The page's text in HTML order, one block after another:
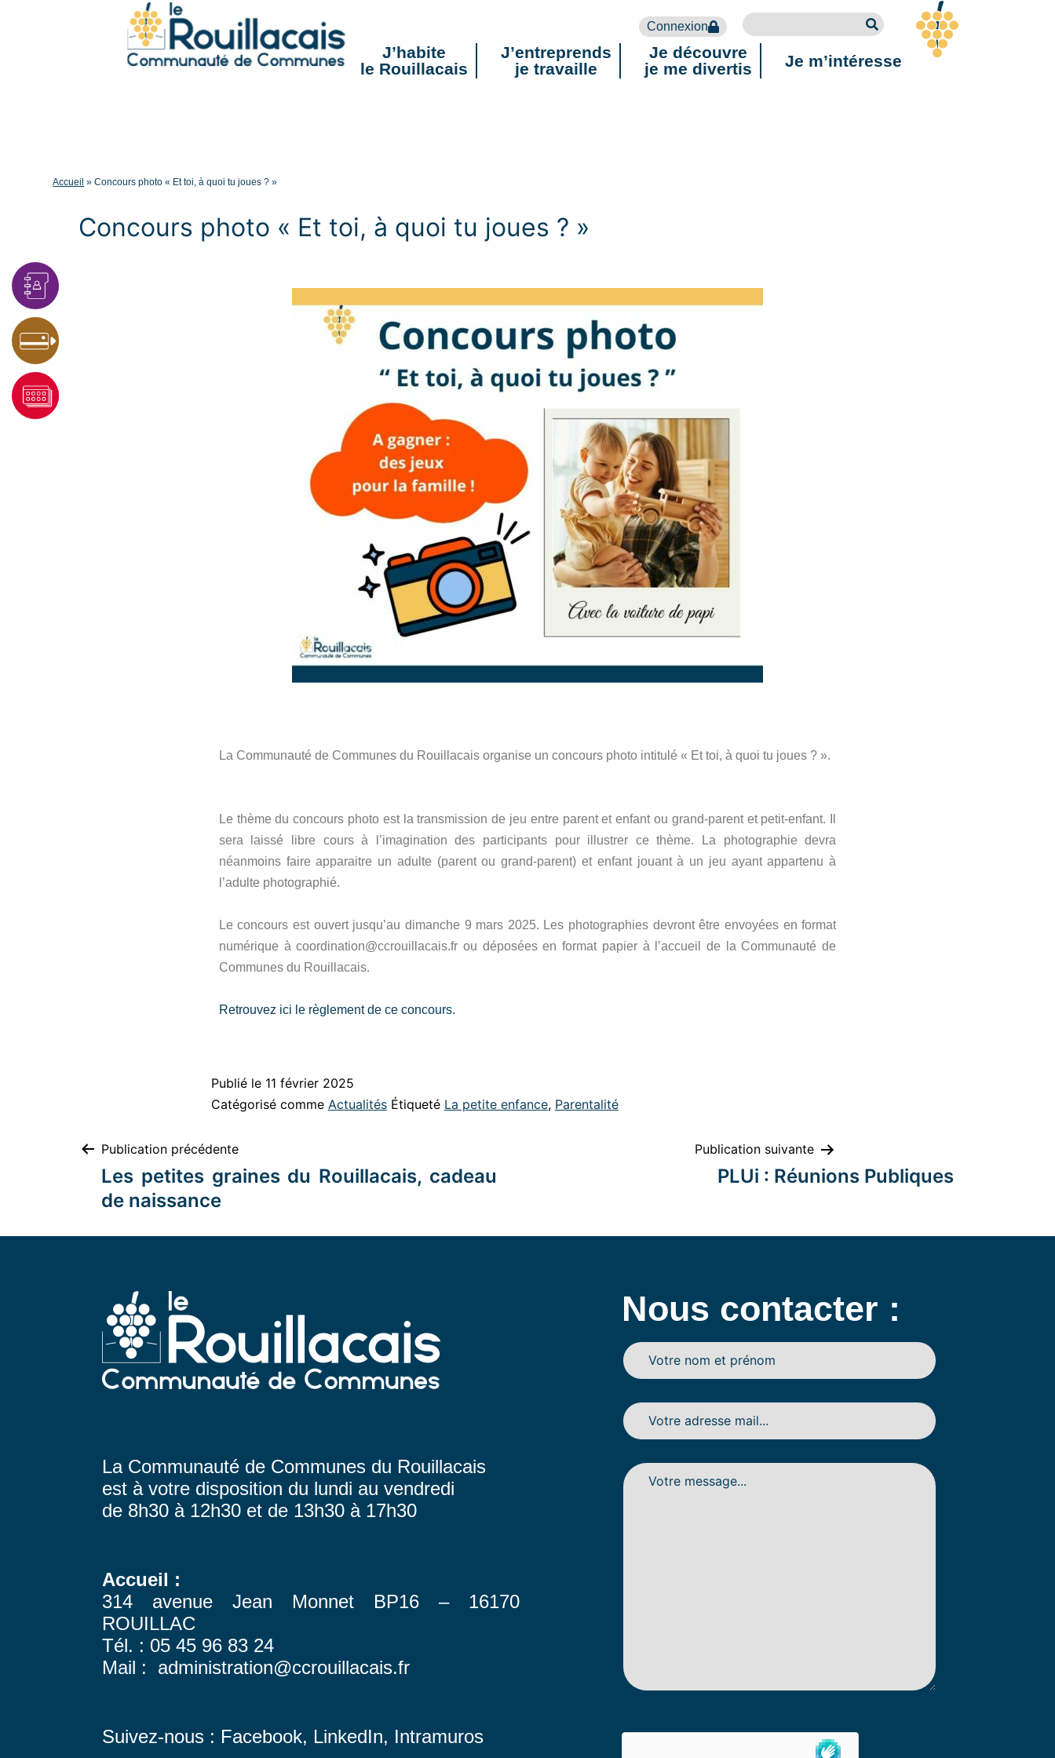
Connexion
J’habite
le Rouillacais
J’entreprends
je travaille
Je découvre
je me divertis
Je m’intéresse
Accueil »Concours photo « Et toi, à quoi tu joues ? »
Concours photo « Et toi, à quoi tu joues ? »
La Communauté de Communes du Rouillacais organise un concours photo intitulé « Et toi, à quoi tu joues ? ».
Le thème du concours photo est la transmission de jeu entre parent et enfant ou grand-parent et petit-enfant. Il
sera laissé libre cours à l’imagination des participants pour illustrer ce thème. La photographie devra
néanmoins faire apparaitre un adulte (parent ou grand-parent) et enfant jouant à un jeu ayant appartenu à
l’adulte photographié.
Le concours est ouvert jusqu’au dimanche 9 mars 2025. Les photographies devront être envoyées en format
numérique à coordination@ccrouillacais.fr ou déposées en format papier à l’accueil de la Communauté de
Communes du Rouillacais.
Retrouvez ici le règlement de ce concours.
Publié le 11 février 2025
Catégorisé comme Actualités Étiqueté La petite enfance, Parentalité
Publication précédente
Les petites graines du Rouillacais, cadeau
de naissance
Publication suivante
PLUi : Réunions Publiques
La Communauté de Communes du Rouillacais
est à votre disposition du lundi au vendredi
de 8h30 à 12h30 et de 13h30 à 17h30
Accueil :
314 avenue Jean Monnet BP16 – 16170
ROUILLAC
Tél. : 05 45 96 83 24
Mail : administration@ccrouillacais.fr
Suivez-nous : Facebook, LinkedIn, Intramuros
Nous contacter :